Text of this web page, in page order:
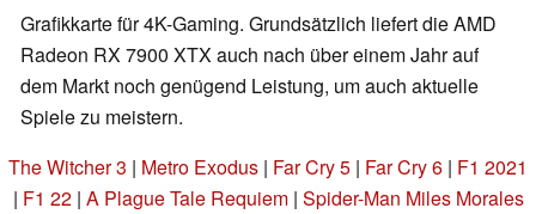
Grafikkarte für 4K-Gaming. Grundsätzlich liefert die AMD
Radeon RX 7900 XTX auch nach über einem Jahr auf
dem Markt noch genügend Leistung, um auch aktuelle
Spiele zu meistern.
The Witcher 3 | Metro Exodus | Far Cry 5 | Far Cry 6 | F1 2021
| F1 22| A Plague Tale Requiem| Spider-Man Miles Morales